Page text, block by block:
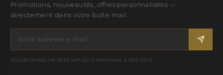
Promotions, nouveautés, offres personnalisées —
directement dans votre boîte mail.
Vos données ne sont jamais transmises à des tiers.